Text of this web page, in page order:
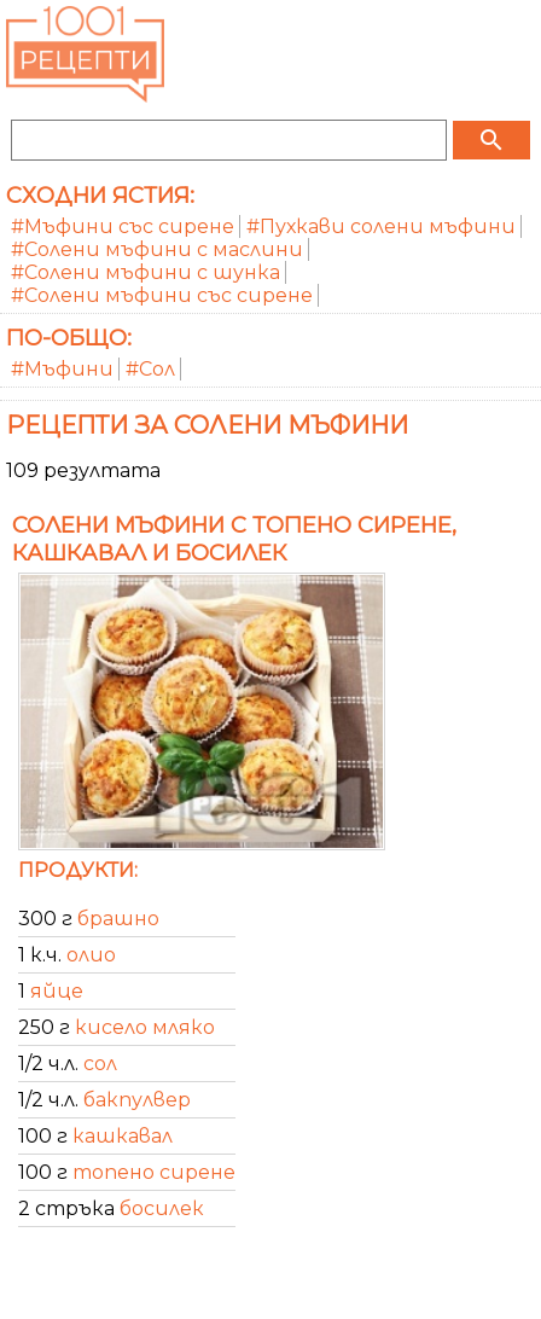
search
СХОДНИ ЯСТИЯ:
#Мъфини със сирене #Пухкави солени мъфини
#Солени мъфини с маслини
#Солени мъфини с шунка
#Солени мъфини със сирене
ПО-ОБЩО:
#Мъфини #Сол
РЕЦЕПТИ ЗА СОЛЕНИ МЪФИНИ
109 резултата
СОЛЕНИ МЪФИНИ С ТОПЕНО СИРЕНЕ,
КАШКАВАЛ И БОСИЛЕК
ПРОДУКТИ:
300 г брашно
1 к.ч. олио
1 яйце
250 г кисело мляко
1/2 ч.л. сол
1/2 ч.л. бакпулвер
100 г кашкавал
100 г топено сирене
2 стръка босилек